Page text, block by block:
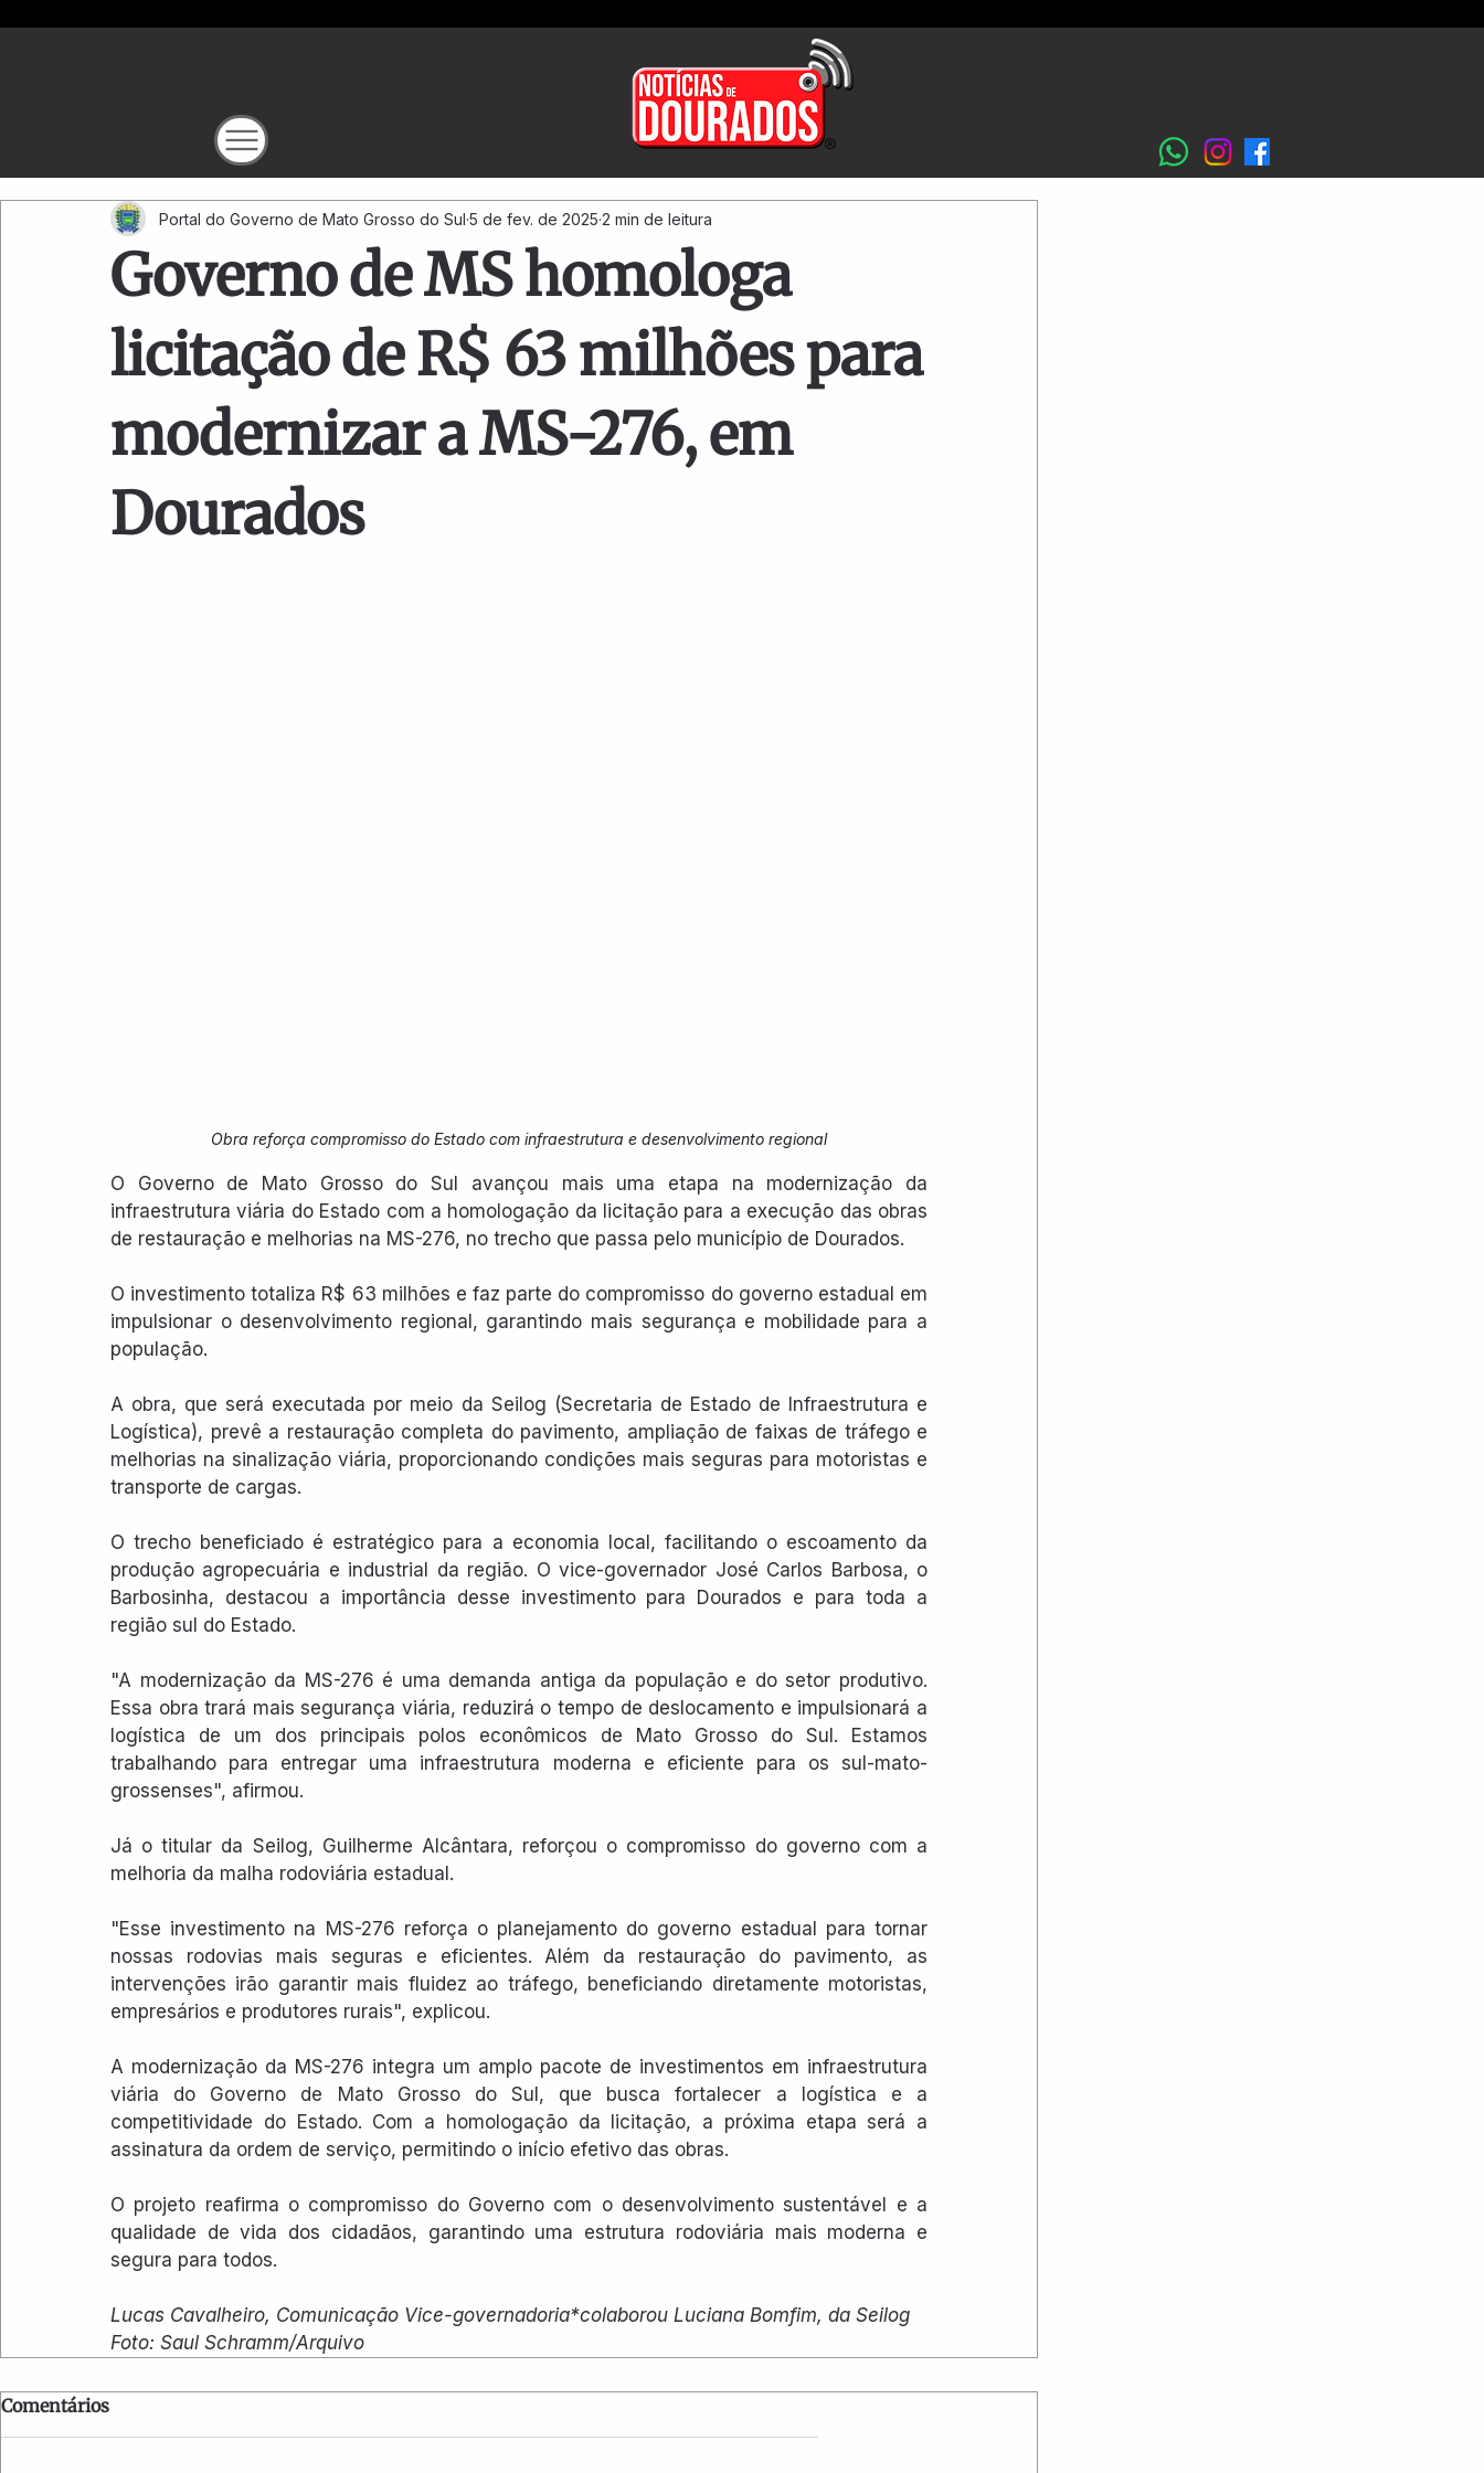
Governo de MS homologa
licitação de R$ 63 milhões para
modernizar a MS-276, em
Dourados
Portal do Governo de Mato Grosso do Sul 5 de fev. de 2025 2 min de leitura
Obra reforça compromisso do Estado com infraestrutura e desenvolvimento regional
O Governo de Mato Grosso do Sul avançou mais uma etapa na modernização da
infraestrutura viária do Estado com a homologação da licitação para a execução das obras
de restauração e melhorias na MS-276, no trecho que passa pelo município de Dourados.
O investimento totaliza R$ 63 milhões e faz parte do compromisso do governo estadual em
impulsionar o desenvolvimento regional, garantindo mais segurança e mobilidade para a
população.
A obra, que será executada por meio da Seilog (Secretaria de Estado de Infraestrutura e
Logística), prevê a restauração completa do pavimento, ampliação de faixas de tráfego e
melhorias na sinalização viária, proporcionando condições mais seguras para motoristas e
transporte de cargas.
O trecho beneficiado é estratégico para a economia local, facilitando o escoamento da
produção agropecuária e industrial da região. O vice-governador José Carlos Barbosa, o
Barbosinha, destacou a importância desse investimento para Dourados e para toda a
região sul do Estado.
"A modernização da MS-276 é uma demanda antiga da população e do setor produtivo.
Essa obra trará mais segurança viária, reduzirá o tempo de deslocamento e impulsionará a
logística de um dos principais polos econômicos de Mato Grosso do Sul. Estamos
trabalhando para entregar uma infraestrutura moderna e eficiente para os sul-mato-
grossenses", afirmou.
Já o titular da Seilog, Guilherme Alcântara, reforçou o compromisso do governo com a
melhoria da malha rodoviária estadual.
"Esse investimento na MS-276 reforça o planejamento do governo estadual para tornar
nossas rodovias mais seguras e eficientes. Além da restauração do pavimento, as
intervenções irão garantir mais fluidez ao tráfego, beneficiando diretamente motoristas,
empresários e produtores rurais", explicou.
A modernização da MS-276 integra um amplo pacote de investimentos em infraestrutura
viária do Governo de Mato Grosso do Sul, que busca fortalecer a logística e a
competitividade do Estado. Com a homologação da licitação, a próxima etapa será a
assinatura da ordem de serviço, permitindo o início efetivo das obras.
O projeto reafirma o compromisso do Governo com o desenvolvimento sustentável e a
qualidade de vida dos cidadãos, garantindo uma estrutura rodoviária mais moderna e
segura para todos.
Lucas Cavalheiro, Comunicação Vice-governadoria*colaborou Luciana Bomfim, da Seilog
Foto: Saul Schramm/Arquivo
Comentários